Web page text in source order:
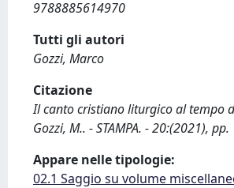
9788885614970
Tutti gli autori
Gozzi, Marco
Citazione
Il canto cristiano liturgico al tempo
Gozzi, M.. - STAMPA. - 20:(2021),
Appare nelle tipologie:
02.1 Saggio su volume